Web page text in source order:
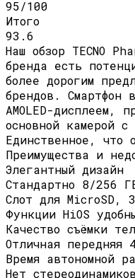
95/100
Итого
93.6
Наш обзор TECNO
бренда есть
более дорогим
брендов. Смартфон
AMOLED-дисплеем,
основной камерой с
Единственное, что
Преимущества и
Элегантный дизайн
Стандартно 8/256
Слот для MicroSD,
Функции HiOS
Качество съёмки
Отличная передняя
Время автономной
Нет стереодинамиков